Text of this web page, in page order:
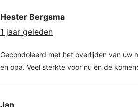
Hester Bergsma
1 jaar geleden
Gecondoleerd met het overlijden van uw
en opa. Veel sterkte voor nu en de